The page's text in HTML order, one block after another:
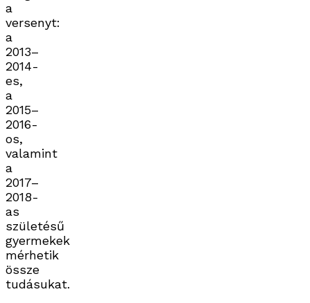
a
versenyt:
a
2013–
2014-
es,
a
2015–
2016-
os,
valamint
a
2017–
2018-
as
születésű
gyermekek
mérhetik
össze
tudásukat.